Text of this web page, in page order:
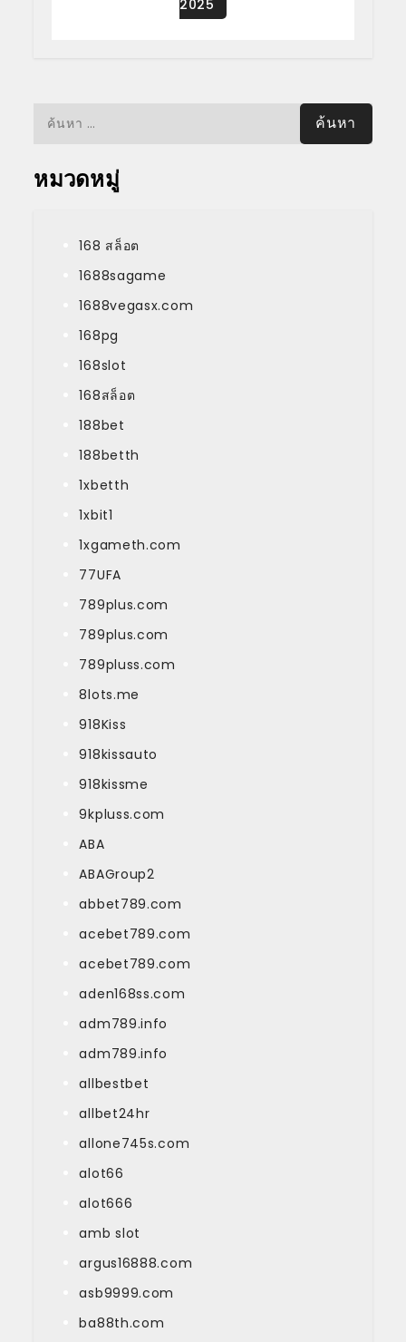
ค้นหา
หมวดหมู่
168 สล็อต
1688sagame
1688vegasx.com
168pg
168slot
168สล็อต
188bet
188betth
1xbetth
1xbit1
1xgameth.com
77UFA
789plus.com
789plus.com
789pluss.com
8lots.me
918Kiss
918kissauto
918kissme
9kpluss.com
ABA
ABAGroup2
abbet789.com
acebet789.com
acebet789.com
aden168ss.com
adm789.info
adm789.info
allbestbet
allbet24hr
allone745s.com
alot66
alot666
amb slot
argus16888.com
asb9999.com
ba88th.com